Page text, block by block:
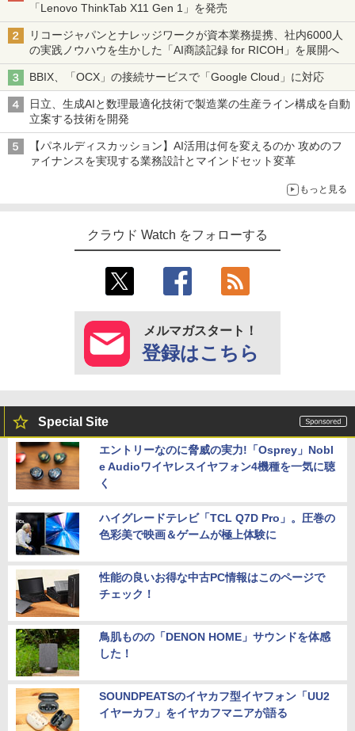
「Lenovo ThinkTab X11 Gen 1」を発売
リコージャパンとナレッジワークが資本業務提携、社内6000人
の実践ノウハウを生かした「AI商談記録 for RICOH」を展開へ
BBIX、「OCX」の接続サービスで「Google Cloud」に対応
日立、生成AIと数理最適化技術で製造業の生産ライン構成を自動
立案する技術を開発
【パネルディスカッション】AI活用は何を変えるのか 攻めのフ
ァイナンスを実現する業務設計とマインドセット変革
もっと見る
クラウド Watch をフォローする
メルマガスタート！
登録はこちら
Special Site
エントリーなのに脅威の実力!「Osprey」Nobl
e Audioワイヤレスイヤフォン4機種を一気に聴
く
ハイグレードテレビ「TCL Q7D Pro」。圧巻の
色彩美で映画＆ゲームが極上体験に
性能の良いお得な中古PC情報はこのページで
チェック！
鳥肌ものの「DENON HOME」サウンドを体感
した！
SOUNDPEATSのイヤカフ型イヤフォン「UU2
イヤーカフ」をイヤカフマニアが語る